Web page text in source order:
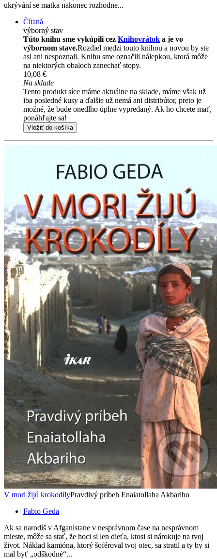
ukrývání se matka nakonec rozhodne...
Čítaná
výborný stav
Túto knihu sme vykúpili cez Knihovrátok a je vo
výbornom stave.Rozdiel medzi touto knihou a novou by ste
asi ani nespoznali. Knihu sme označili nálepkou, ktorá môže
na niektorých obaloch zanechať stopy.
10,08 €
Na sklade
Tento produkt síce máme aktuálne na sklade, máme však už
iba posledné kusy a ďalšie už nemá ani distribútor, preto je
možné, že bude onedlho úplne vypredaný. Ak ho chcete mať,
ponáhľajte sa!
Vložiť do košíka
V mori žijú krokodílyPravdivý príbeh Enaiatollaha Akbariho
Fabio Geda
Ak sa narodíš v Afganistane v nesprávnom čase na nesprávnom
mieste, môže sa stať, že hoci si len dieťa, ktosi si nárokuje na tvoj
život. Náklad kamióna, ktorý šoféroval tvoj otec, sa stratil a ty by si
mal byť „odškodné“...